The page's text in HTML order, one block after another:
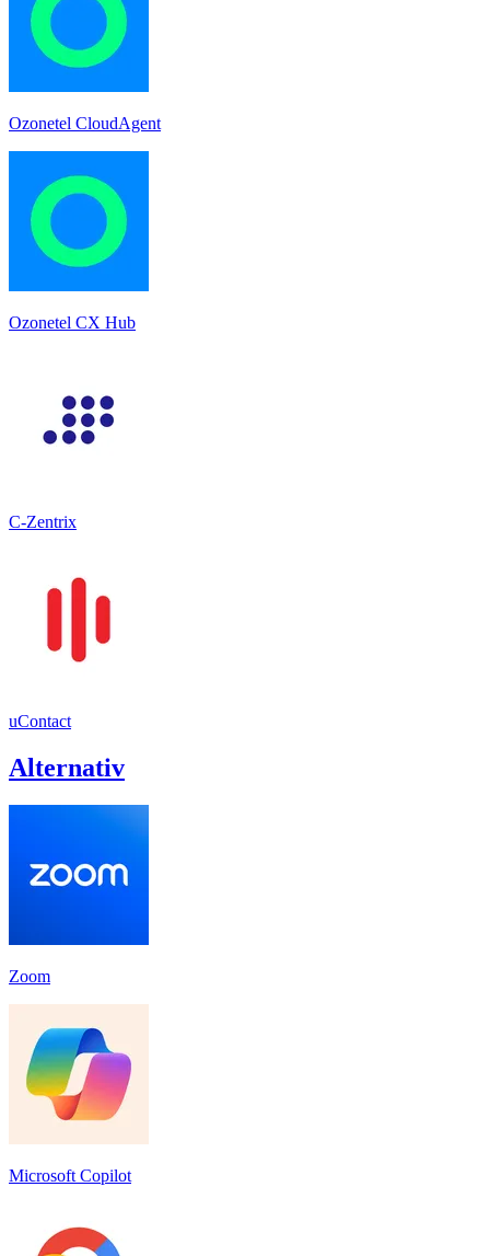
Ozonetel CloudAgent
Ozonetel CX Hub
C-Zentrix
uContact
Alternativ
Zoom
Microsoft Copilot